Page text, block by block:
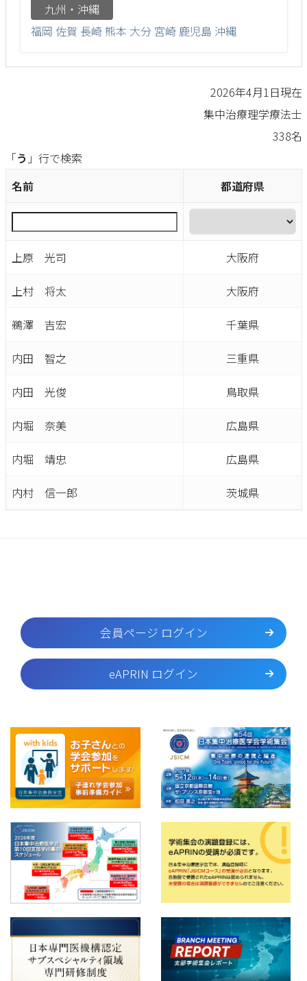
九州・沖縄
福岡 佐賀 長崎熊本 大分 宮崎 鹿児島 沖縄
2026年4月1日現在
集中治療理学療法士
338名
「う 」行で検索
名前
都道府県
上原 光司 大阪府
上村 将太 大阪府
鵜澤 吉宏 千葉県
内田 智之 三重県
内田 光俊 鳥取県
内堀 奈美 広島県
内堀 靖忠 広島県
内村 信一郎 茨城県
会員ページ ログイン
eAPRIN ログイン